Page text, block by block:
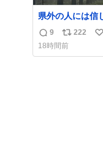
県外の人には信
ゃなくて火山灰
返
信
9
リ
ポ
222
い
18時間前